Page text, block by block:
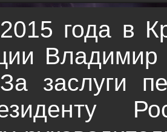
года в
Владимир
заслуги